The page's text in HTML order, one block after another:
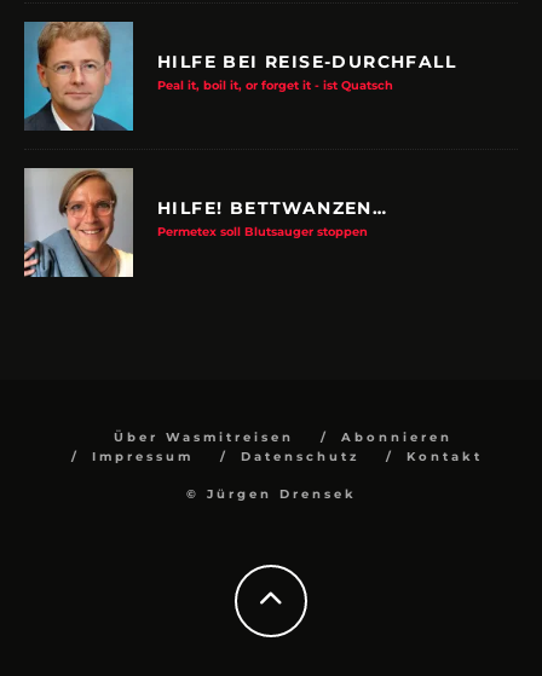
HILFE BEI REISE-DURCHFALL
Peal it, boil it, or forget it - ist Quatsch
HILFE! BETTWANZEN…
Permetex soll Blutsauger stoppen
Über Wasmitreisen
Abonnieren
Impressum
Datenschutz Kontakt
© Jürgen Drensek